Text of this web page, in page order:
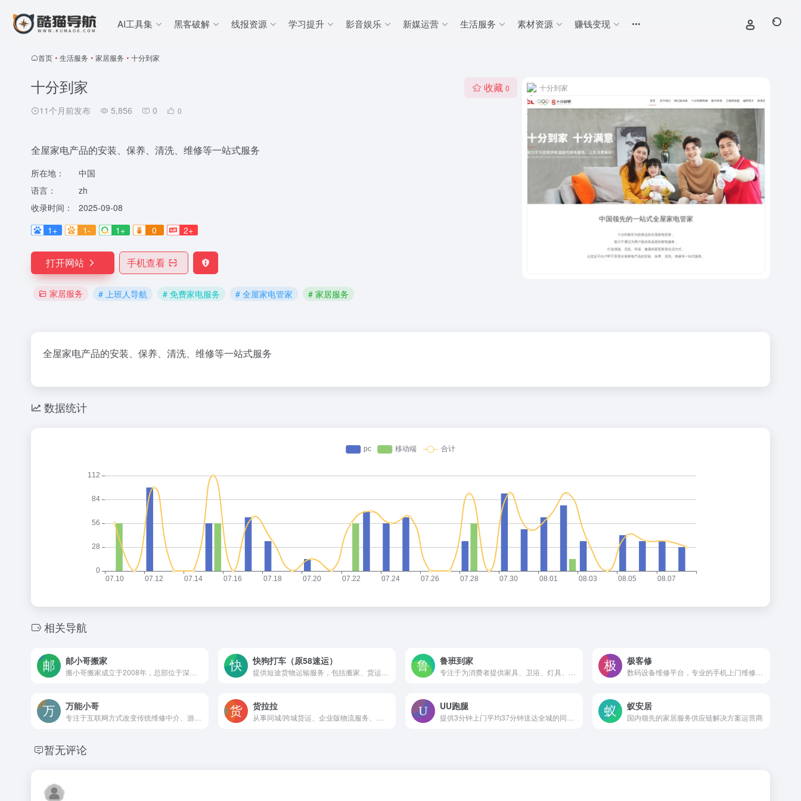
AI工具集 黑客破解 线报资源 学习提升 影音娱乐 新媒运营 生活服务 素材资源 赚钱变现
首页 • 生活服务 • 家居服务 • 十分到家
十分到家
11个月前发布 5,856 0 0
收藏 0
全屋家电产品的安装、保养、清洗、维修等一站式服务
所在地：
中国
语言：
zh
收录时间：
2025-09-08
1+
1- 1+ 0 2+
打开网站 手机查看
家居服务 # 上班人导航 # 免费家电服务 # 全屋家电管家 # 家居服务
十分到家
全屋家电产品的安装、保养、清洗、维修等一站式服务
数据统计
相关导航
邮小哥搬家 快狗打车（原58速运） 鲁班到家 极客修
万能小哥 货拉拉 UU跑腿 蚁安居
国内领先的家居服务供应链解决方案运营商
暂无评论